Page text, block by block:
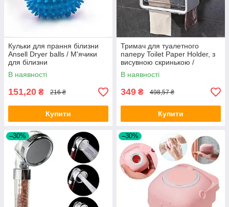
Кульки для прання білизни
Ansell Dryer balls / М'ячики
для білизни
В наявності
151,20 ₴ 216 ₴
Купити
Тримач для туалетного
паперу Toilet Paper Holder, з
висувною скринькою /
Настінний диспенсер для
паперу
В наявності
349 ₴ 498,57 ₴
Купити
–30% –30%